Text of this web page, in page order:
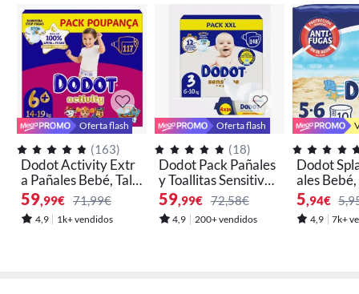
Oferta flash
(163)
Dodot Activity Extr
a Pañales Bebé, Tall
as: 4+,5+ y 6+.
59,99€ 71,99€
4,9 1k+ vendidos
Oferta flash
(18)
Dodot Pack Pañales
y Toallitas Sensitive -
Disponible en Talla
1, 2 y 3
59,99€ 72,58€
4,9 200+ vendidos
Dodot
ales Bebé,
5,94€
4,9 7k+